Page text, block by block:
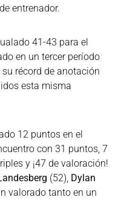
de entrenador.
41-43 para el
en un tercer período
récord de anotación
esta misma
12 puntos en el
con 31 puntos, 7
y ¡47 de valoración!
(52), Dylan
valorado tanto en un